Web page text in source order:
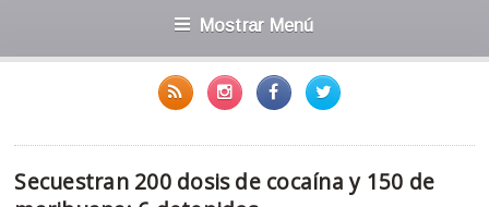
Mostrar Menú
Secuestran 200 dosis de cocaína y 150 de